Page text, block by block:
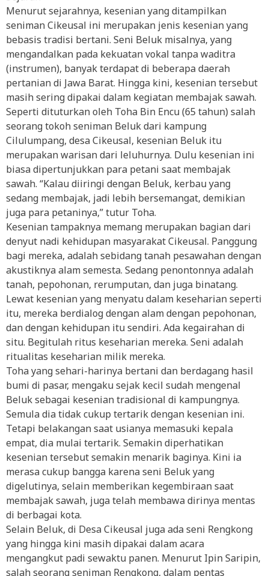
Menurut sejarahnya, kesenian yang ditampilkan
seniman Cikeusal ini merupakan jenis kesenian yang
bebasis tradisi bertani. Seni Beluk misalnya, yang
mengandalkan pada kekuatan vokal tanpa waditra
(instrumen), banyak terdapat di beberapa daerah
pertanian di Jawa Barat. Hingga kini, kesenian tersebut
masih sering dipakai dalam kegiatan membajak sawah.
Seperti dituturkan oleh Toha Bin Encu (65 tahun) salah
seorang tokoh seniman Beluk dari kampung
Cilulumpang, desa Cikeusal, kesenian Beluk itu
merupakan warisan dari leluhurnya. Dulu kesenian ini
biasa dipertunjukkan para petani saat membajak
sawah. “Kalau diiringi dengan Beluk, kerbau yang
sedang membajak, jadi lebih bersemangat, demikian
juga para petaninya,” tutur Toha.
Kesenian tampaknya memang merupakan bagian dari
denyut nadi kehidupan masyarakat Cikeusal. Panggung
bagi mereka, adalah sebidang tanah pesawahan dengan
akustiknya alam semesta. Sedang penontonnya adalah
tanah, pepohonan, rerumputan, dan juga binatang.
Lewat kesenian yang menyatu dalam keseharian seperti
itu, mereka berdialog dengan alam dengan pepohonan,
dan dengan kehidupan itu sendiri. Ada kegairahan di
situ. Begitulah ritus keseharian mereka. Seni adalah
ritualitas keseharian milik mereka.
Toha yang sehari-harinya bertani dan berdagang hasil
bumi di pasar, mengaku sejak kecil sudah mengenal
Beluk sebagai kesenian tradisional di kampungnya.
Semula dia tidak cukup tertarik dengan kesenian ini.
Tetapi belakangan saat usianya memasuki kepala
empat, dia mulai tertarik. Semakin diperhatikan
kesenian tersebut semakin menarik baginya. Kini ia
merasa cukup bangga karena seni Beluk yang
digelutinya, selain memberikan kegembiraan saat
membajak sawah, juga telah membawa dirinya mentas
di berbagai kota.
Selain Beluk, di Desa Cikeusal juga ada seni Rengkong
yang hingga kini masih dipakai dalam acara
mengangkut padi sewaktu panen. Menurut Ipin Saripin,
salah seorang seniman Rengkong, dalam pentas